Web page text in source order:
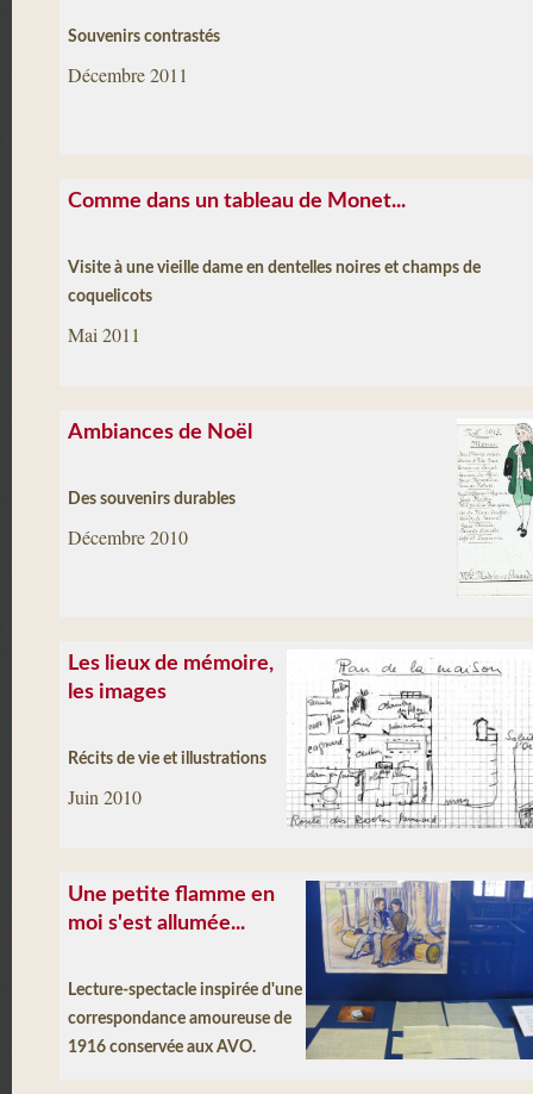
Souvenirs contrastés
Décembre 2011
Comme dans un tableau de Monet...
Visite à une vieille dame en dentelles noires et champs de
coquelicots
Mai 2011
Ambiances de Noël
Des souvenirs durables
Décembre 2010
Les lieux de mémoire,
les images
Récits de vie et illustrations
Juin 2010
Une petite flamme en
moi s'est allumée...
Lecture-spectacle inspirée d'une
correspondance amoureuse de
1916 conservée aux AVO.